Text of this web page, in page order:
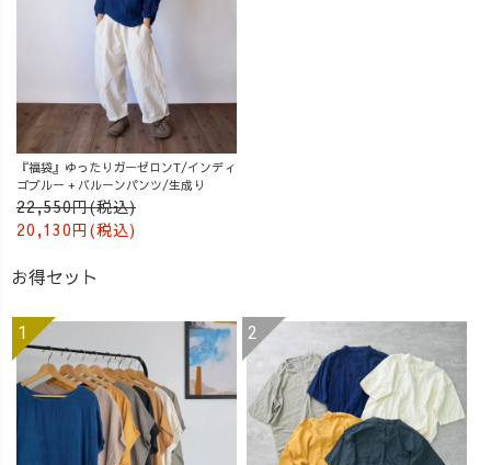
『福袋』ゆったりガーゼロンT/インディ
ゴブルー + バルーンパンツ/生成り
22,550円(税込)
20,130円(税込)
お得セット